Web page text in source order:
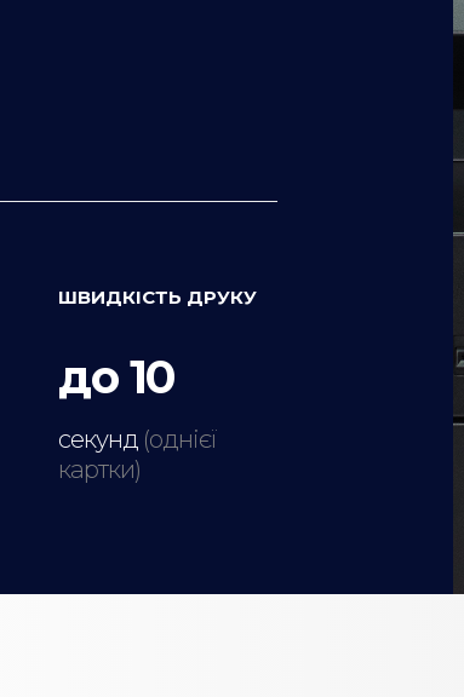
ШВИДКІСТЬ ДРУКУ
до 10
секунд (однієї
картки)